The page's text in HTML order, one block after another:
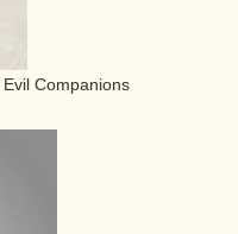
Companions